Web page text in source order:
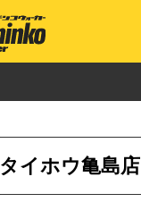
タイホウ亀島店